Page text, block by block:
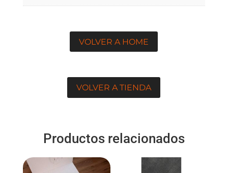
VOLVER A HOME
VOLVER A TIENDA
Productos relacionados